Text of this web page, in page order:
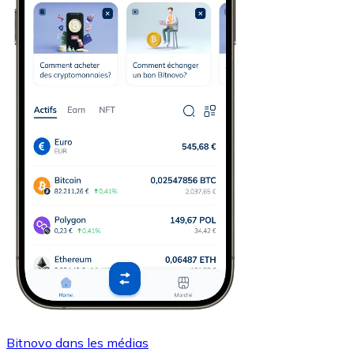
Bitnovo dans les médias